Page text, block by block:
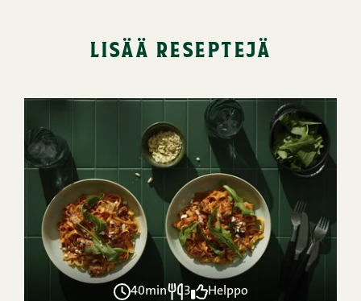
lisää reseptejä
40min 3 Helppo